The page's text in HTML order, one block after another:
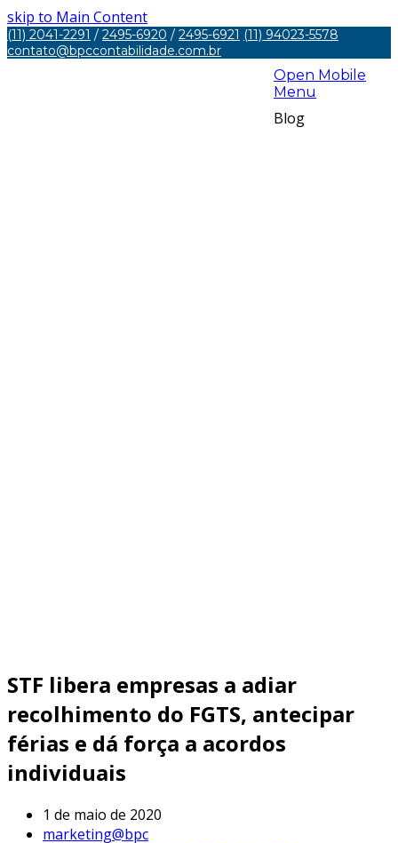
skip to Main Content
(11) 2041-2291 / 2495-6920 / 2495-6921 (11) 94023-5578
contato@bpccontabilidade.com.br
Open Mobile
Menu
Blog
STF libera empresas a adiar
recolhimento do FGTS, antecipar
férias e dá força a acordos
individuais
1 de maio de 2020
marketing@bpc